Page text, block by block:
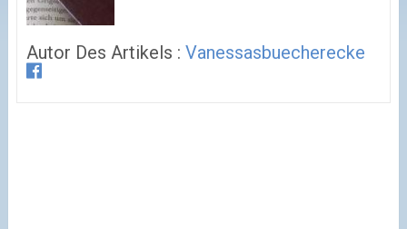
Autor Des Artikels : Vanessasbuecherecke